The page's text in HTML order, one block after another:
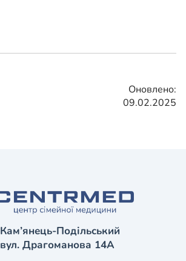
Оновлено:
09.02.2025
Кам’янець-Подільський
вул. Драгоманова 14А